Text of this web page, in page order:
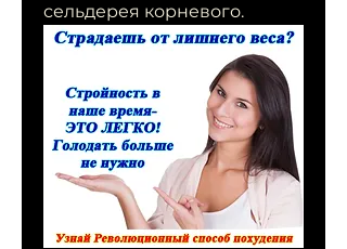
сельдерея корневого.